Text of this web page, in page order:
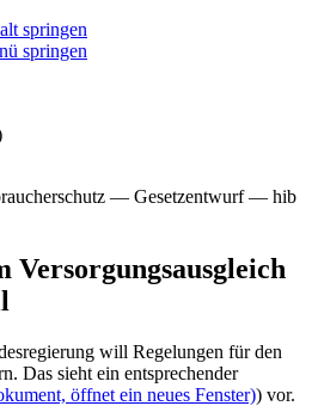
springen
springen
— Gesetzentwurf — hib
Versorgungsausgleich
will Regelungen für den
Das sieht ein entsprechender
öffnet ein neues Fenster)) vor.